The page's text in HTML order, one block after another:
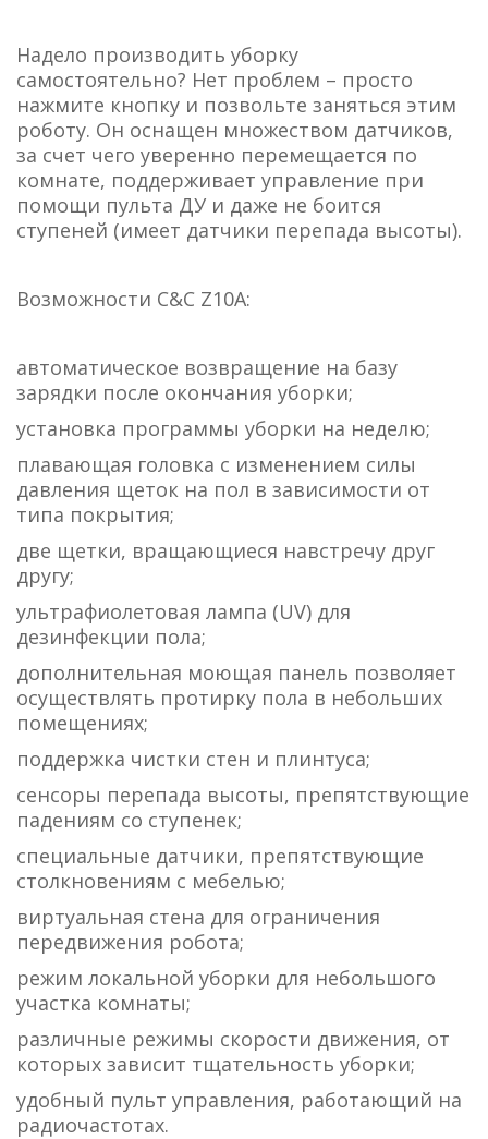
Надело производить уборку
самостоятельно? Нет проблем – просто
нажмите кнопку и позвольте заняться этим
роботу. Он оснащен множеством датчиков,
за счет чего уверенно перемещается по
комнате, поддерживает управление при
помощи пульта ДУ и даже не боится
ступеней (имеет датчики перепада высоты).
Возможности C&C Z10A:
автоматическое возвращение на базу
зарядки после окончания уборки;
установка программы уборки на неделю;
плавающая головка с изменением силы
давления щеток на пол в зависимости от
типа покрытия;
две щетки, вращающиеся навстречу друг
другу;
ультрафиолетовая лампа (UV) для
дезинфекции пола;
дополнительная моющая панель позволяет
осуществлять протирку пола в небольших
помещениях;
поддержка чистки стен и плинтуса;
сенсоры перепада высоты, препятствующие
падениям со ступенек;
специальные датчики, препятствующие
столкновениям с мебелью;
виртуальная стена для ограничения
передвижения робота;
режим локальной уборки для небольшого
участка комнаты;
различные режимы скорости движения, от
которых зависит тщательность уборки;
удобный пульт управления, работающий на
радиочастотах.